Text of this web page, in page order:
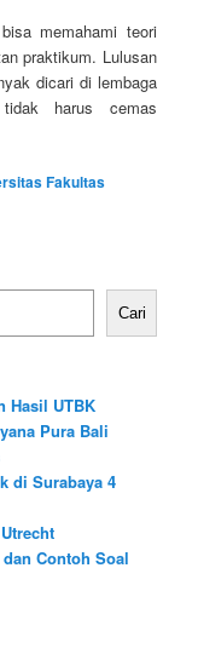
memahami teori
praktikum. Lulusan
dicari di lembaga
harus cemas
Fakultas
Cari
Hasil UTBK
Pura Bali
di Surabaya 4
Contoh Soal